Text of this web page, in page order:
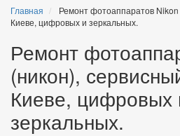
Главная
Ремонт фотоаппаратов
Киеве, цифровых и зеркальных.
Ремонт
(никон),
Киеве, цифровых
зеркальных.